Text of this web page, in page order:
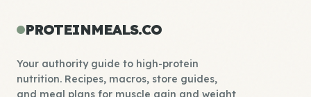
PROTEINMEALS.CO
Your authority guide to high-protein
nutrition. Recipes, macros, store guides,
and meal plans for muscle gain and weight